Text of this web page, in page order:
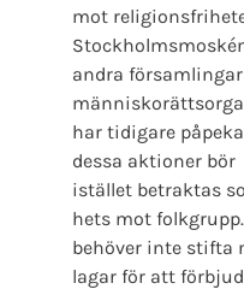
mot
andra
har tidigare
dessa aktioner bör
istället betraktas
hets mot
behöver inte stifta
lagar för att